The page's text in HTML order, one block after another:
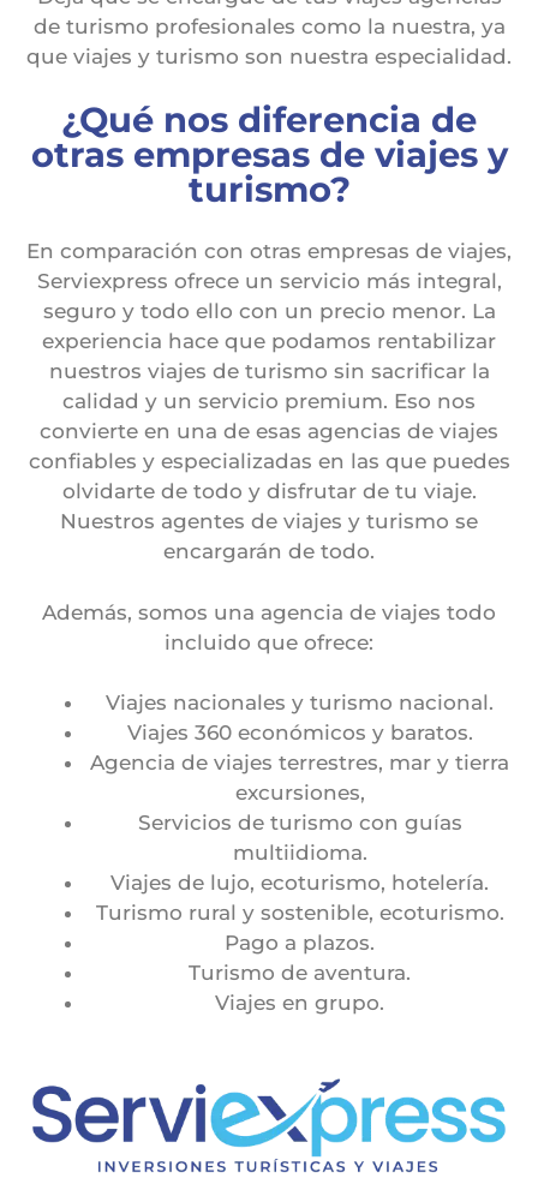
de turismo profesionales como la nuestra, ya
que viajes y turismo son nuestra especialidad.
¿Qué nos diferencia de
otras empresas de viajes y
turismo?
En comparación con otras empresas de viajes,
Serviexpress ofrece un servicio más integral,
seguro y todo ello con un precio menor. La
experiencia hace que podamos rentabilizar
nuestros viajes de turismo sin sacrificar la
calidad y un servicio premium. Eso nos
convierte en una de esas agencias de viajes
confiables y especializadas en las que puedes
olvidarte de todo y disfrutar de tu viaje.
Nuestros agentes de viajes y turismo se
encargarán de todo.
Además, somos una agencia de viajes todo
incluido que ofrece:
Viajes nacionales y turismo nacional.
Viajes 360 económicos y baratos.
Agencia de viajes terrestres, mar y tierra
excursiones,
Servicios de turismo con guías
multiidioma.
Viajes de lujo, ecoturismo, hotelería.
Turismo rural y sostenible, ecoturismo.
Pago a plazos.
Turismo de aventura.
Viajes en grupo.